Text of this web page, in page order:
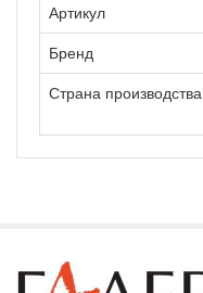
Артикул
Бренд
Страна производства